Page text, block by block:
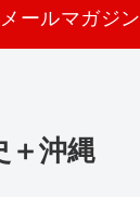
メールマガジン
＋沖縄